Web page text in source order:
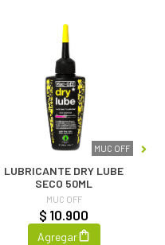
MUC OFF
LUBRICANTE DRY LUBE
SECO 50ML
MUC OFF
$ 10.900
Agregar